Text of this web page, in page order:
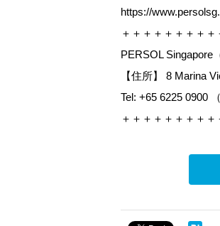
https://
＋＋＋＋＋＋＋＋
PERSOL
【住所】 8 Marina
Tel: +65 6225 0900
＋＋＋＋＋＋＋＋